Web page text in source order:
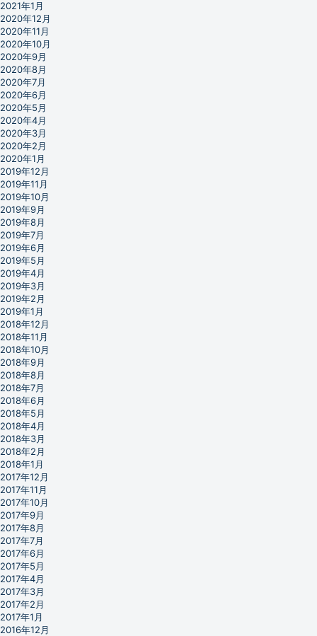
2021年1月
2020年12月
2020年11月
2020年10月
2020年9月
2020年8月
2020年7月
2020年6月
2020年5月
2020年4月
2020年3月
2020年2月
2020年1月
2019年12月
2019年11月
2019年10月
2019年9月
2019年8月
2019年7月
2019年6月
2019年5月
2019年4月
2019年3月
2019年2月
2019年1月
2018年12月
2018年11月
2018年10月
2018年9月
2018年8月
2018年7月
2018年6月
2018年5月
2018年4月
2018年3月
2018年2月
2018年1月
2017年12月
2017年11月
2017年10月
2017年9月
2017年8月
2017年7月
2017年6月
2017年5月
2017年4月
2017年3月
2017年2月
2017年1月
2016年12月